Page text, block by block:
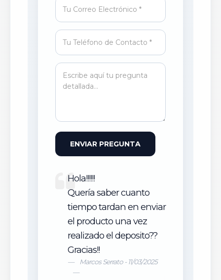
ENVIAR PREGUNTA
Hola!!!!!!
Quería saber cuanto
tiempo tardan en enviar
el producto una vez
realizado el deposito??
Gracias!!
Marcos Serrato - 11/03/2025